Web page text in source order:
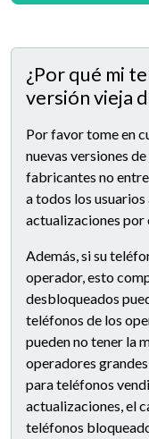
¿Por qué mi
versión vieja
Por favor tome en
nuevas versiones
fabricantes no
a todos los
actualizaciones por
Además, si su
operador, esto
desbloqueados
teléfonos de los
pueden no tener la
operadores
para teléfonos
actualizaciones, el
teléfonos